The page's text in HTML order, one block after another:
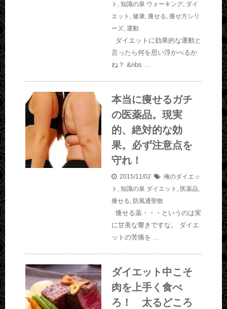
ト , 知識の泉 ウォーキング, ダイ
エット , 健康, 痩せる, 痩せ方シリ
ーズ, 運動
ダイエットに効果的な運動と
言ったら何を思い浮かべるか
ね？ &nbs …
本当に痩せるガチ
の医薬品。現実
的、絶対的な効
果。必ず注意点を
守れ！
2015/11/02
俺のダイエッ
ト , 知識の泉 ダイエット , 医薬品,
痩せる, 防風通聖散
痩せる薬・・・というのは実
に甘美な響きですな。 ダイエ
ットの苦痛を …
ダイエット中こそ
肉を上手く食べ
ろ！ 太るどころ